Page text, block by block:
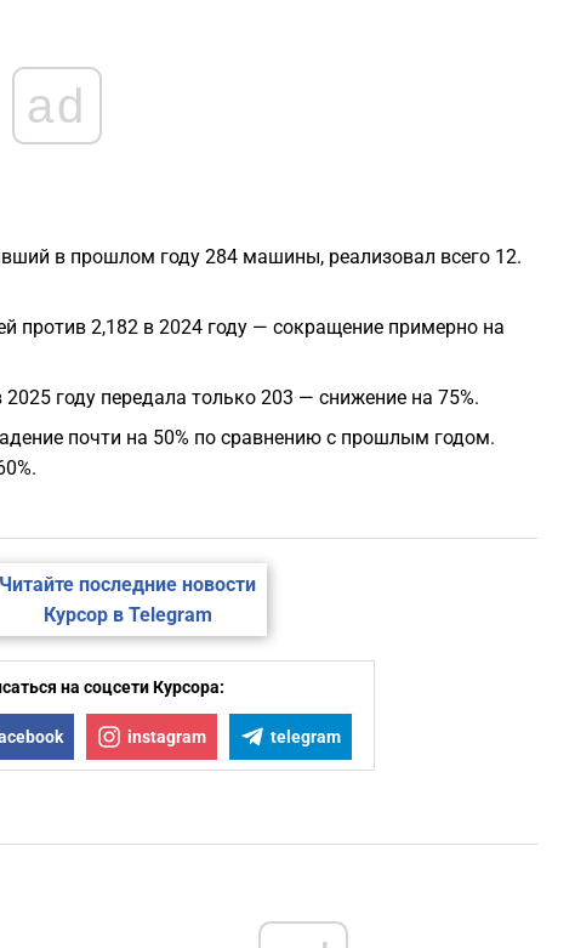
ad
в прошлом году 284 машины, реализовал всего 12.
против 2,182 в 2024 году — сокращение примерно на
году передала только 203 — снижение на 75%.
почти на 50% по сравнению с прошлым годом.
Читайте последние новости
Курсор в Telegram
на соцсети Курсора:
instagram telegram